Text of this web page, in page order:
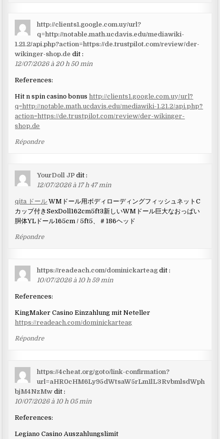
http://clients1.google.com.uy/url?
q=http://notable.math.ucdavis.edu/mediawiki-
1.21.2/api.php?action=https://de.trustpilot.com/review/der-
wikinger-shop.de dit :
12/07/2026 à 20 h 50 min
References:
Hit n spin casino bonushttp://clients1.google.com.uy/url?
q=http://notable.math.ucdavis.edu/mediawiki-1.21.2/api.php?
action=https://de.trustpilot.com/review/der-wikinger-
shop.de
Répondre
YourDoll JP dit :
12/07/2026 à 17 h 47 min
qita ドール WMドール用ボディローディングフィッシュネットC
カップ付きSexDoll162cm5ft3新しいWMドール巨大なおっぱい
胴体YLドール165cm / 5ft5、＃186ヘッド
Répondre
https://readeach.com/dominickarteag dit :
10/07/2026 à 10 h 59 min
References:
KingMaker Casino Einzahlung mit Neteller
https://readeach.com/dominickarteag
Répondre
https://4cheat.org/goto/link-confirmation?
url=aHR0cHM6Ly95dWtsaW5rLm1lL3RvbmlsdWph
bjM4NzMw dit :
10/07/2026 à 10 h 05 min
References:
Legiano Casino Auszahlungslimit